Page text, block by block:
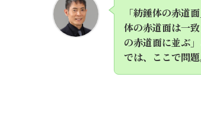
「紡錘体の赤道
体の赤道面は一
の赤道面に並ぶ」
では、ここで問